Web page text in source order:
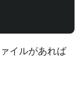
イルがあれば